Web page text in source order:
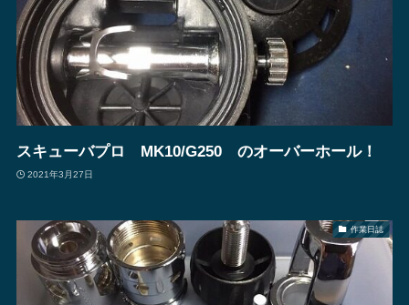
スキューバプロ MK10/G250 のオーバーホール！
2021年3月27日
作業日誌